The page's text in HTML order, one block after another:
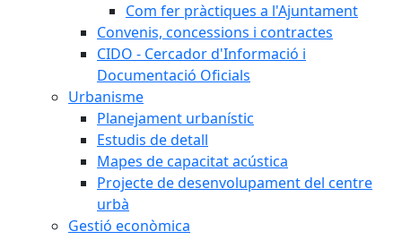
Com fer pràctiques a l'Ajuntament
Convenis, concessions i contractes
CIDO - Cercador d'Informació i
Documentació Oficials
Urbanisme
Planejament urbanístic
Estudis de detall
Mapes de capacitat acústica
Projecte de desenvolupament del centre
urbà
Gestió econòmica